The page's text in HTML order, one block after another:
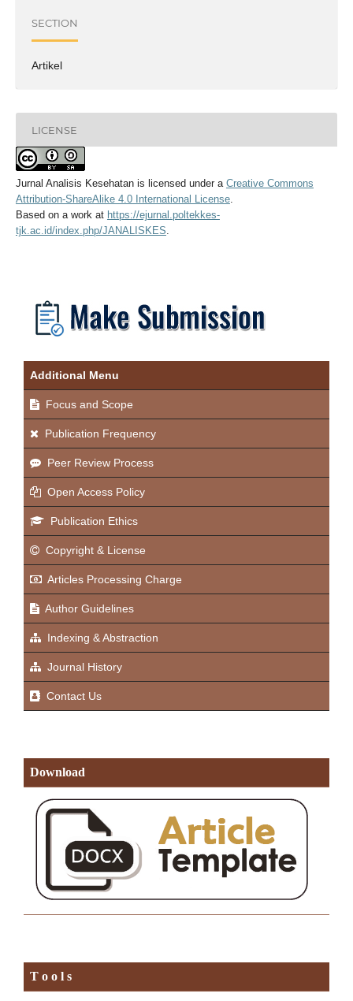
SECTION
Artikel
LICENSE
Jurnal Analisis Kesehatanis licensed under a Creative Commons
Attribution-ShareAlike 4.0 International License.
Based on a work at https://ejurnal.poltekkes-
tjk.ac.id/index.php/JANALISKES.
Additional Menu
Focus and Scope
Publication Frequency
Peer Review Process
Open Access Policy
Publication Ethics
Copyright & License
Articles Processing Charge
Author Guidelines
Indexing & Abstraction
Journal History
Contact Us
Download
T o o l s